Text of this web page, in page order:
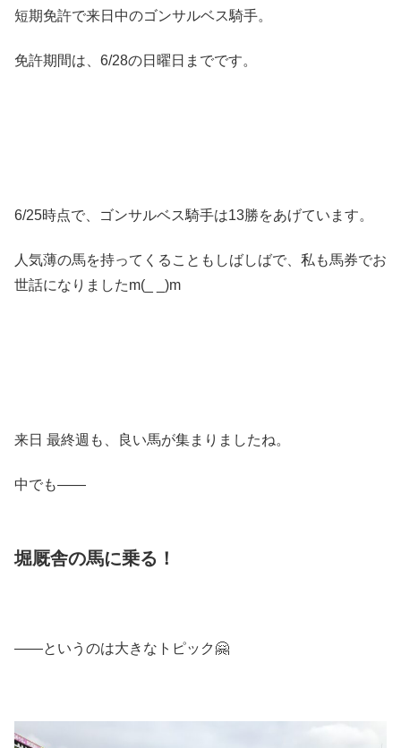
短期免許で来日中のゴンサルベス騎手。
免許期間は、6/28の日曜日までです。
6/25時点で、ゴンサルベス騎手は13勝をあげています。
人気薄の馬を持ってくることもしばしばで、私も馬券でお
世話になりましたm(_ _)m
来日 最終週も、良い馬が集まりましたね。
中でも――
堀厩舎の馬に乗る！
――というのは大きなトピック🤗